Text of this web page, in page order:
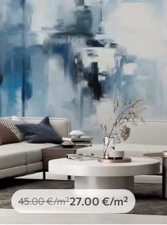
45.00€/m²27.00 €/m²